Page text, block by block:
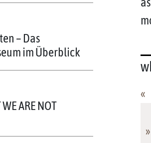
– Das
im Überblick
ARE NOT
«
»